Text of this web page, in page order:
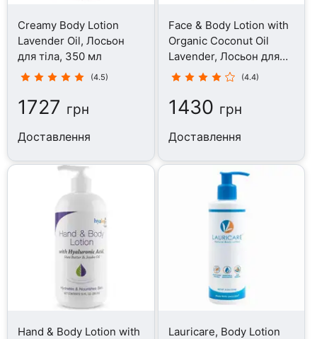
Creamy Body Lotion
Lavender Oil, Лосьон
для тіла, 350 мл
(4.5)
1727 грн
Доставлення
Face & Body Lotion with
Organic Coconut Oil
Lavender, Лосьон для
тіла, 354 мл
(4.4)
1430 грн
Доставлення
Hand & Body Lotion with
Lauricare, Body Lotion